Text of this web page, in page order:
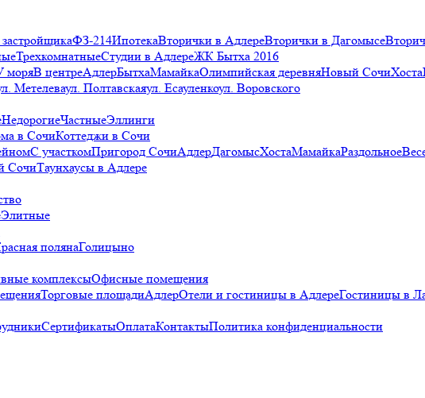
ФЗ-214ИпотекаВторички в АдлереВторички в Дагомысе
ТрехкомнатныеСтудии в АдлереЖК Бытха 2016
моряВ центреАдлерБытхаМамайкаОлимпийская деревняНовый СочиХоста
Метелеваул. Полтавскаяул. Есауленкоул. Воровского
НедорогиеЧастныеЭллинги
в СочиКоттеджи в Сочи
С участкомПригород СочиАдлерДагомысХостаМамайкаРаздольное
СочиТаунхаусы в Адлере
Элитные
полянаГолицыно
комплексыОфисные помещения
Торговые площадиАдлерОтели и гостиницы в АдлереГостиницы в
СертификатыОплатаКонтактыПолитика конфиденциальности